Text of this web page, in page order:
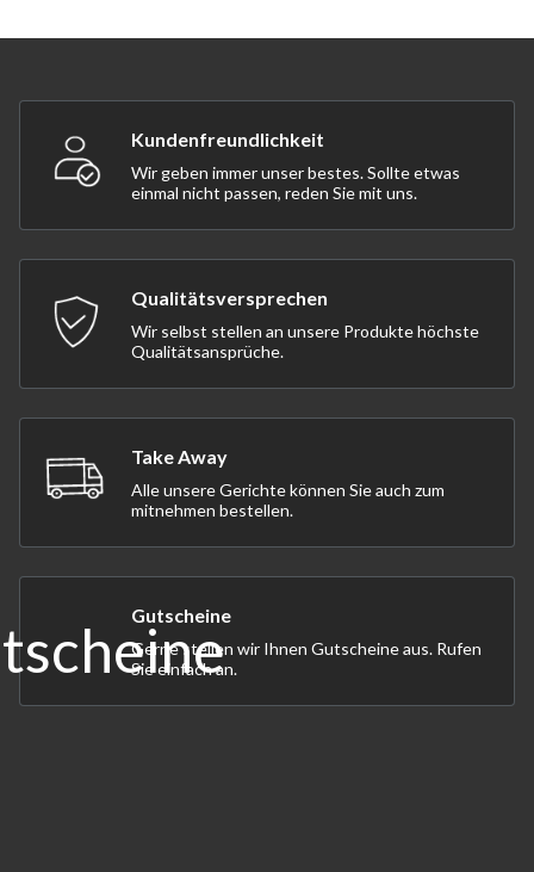
Kundenfreundlichkeit
Wir geben immer unser bestes. Sollte etwas
einmal nicht passen, reden Sie mit uns.
Qualitätsversprechen
Wir selbst stellen an unsere Produkte höchste
Qualitätsansprüche.
Take Away
Alle unsere Gerichte können Sie auch zum
mitnehmen bestellen.
Gutscheine
Gerne stellen wir Ihnen Gutscheine aus. Rufen
Sie einfach an.